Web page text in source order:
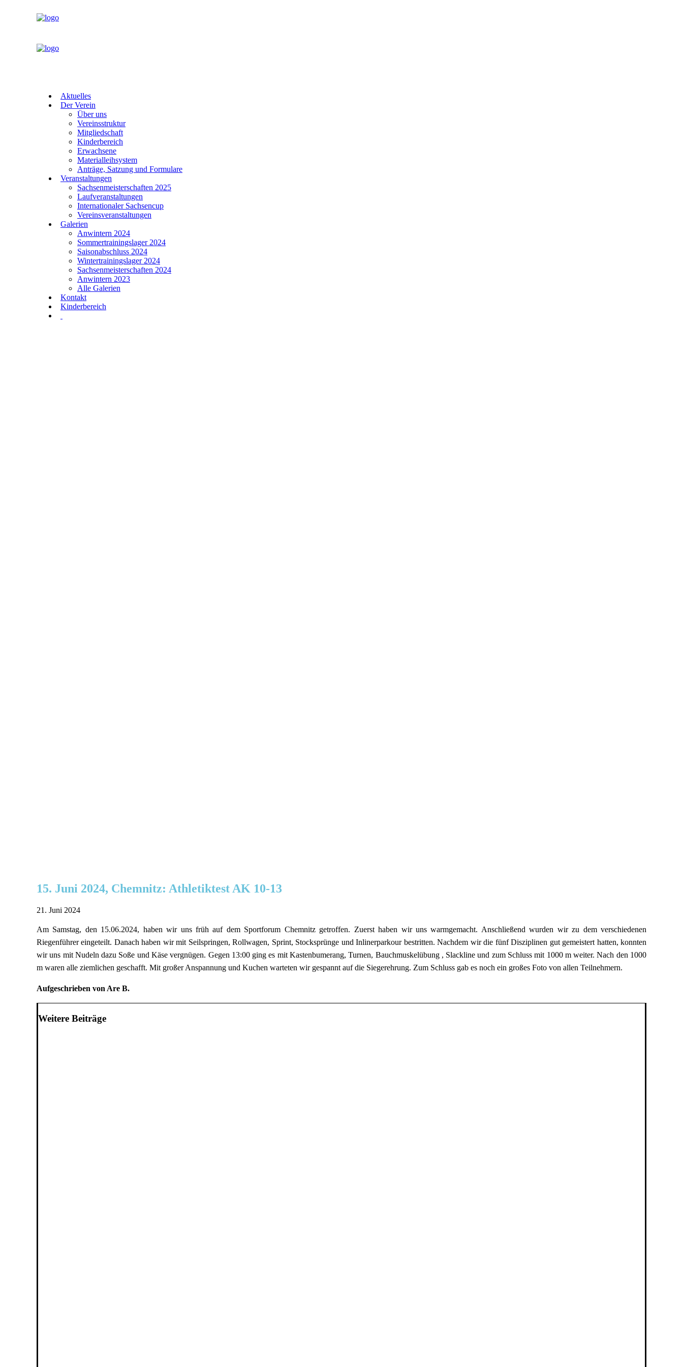
Aktuelles
Der Verein
Über uns
Vereinsstruktur
Mitgliedschaft
Kinderbereich
Erwachsene
Materialleihsystem
Anträge, Satzung und Formulare
Veranstaltungen
Sachsenmeisterschaften 2025
Laufveranstaltungen
Internationaler Sachsencup
Vereinsveranstaltungen
Galerien
Anwintern 2024
Sommertrainingslager 2024
Saisonabschluss 2024
Wintertrainingslager 2024
Sachsenmeisterschaften 2024
Anwintern 2023
Alle Galerien
Kontakt
Kinderbereich
15. Juni 2024, Chemnitz: Athletiktest AK 10-13
21. Juni 2024
Am Samstag, den 15.06.2024, haben wir uns früh auf dem Sportforum Chemnitz getroffen. Zuerst haben wir uns warmgemacht. Anschließend wurden wir zu dem verschiedenen
Riegenführer eingeteilt. Danach haben wir mit Seilspringen, Rollwagen, Sprint, Stocksprünge und Inlinerparkour bestritten. Nachdem wir die fünf Disziplinen gut gemeistert hatten, konnten
wir uns mit Nudeln dazu Soße und Käse vergnügen. Gegen 13:00 ging es mit Kastenbumerang, Turnen, Bauchmuskelübung , Slackline und zum Schluss mit 1000 m weiter. Nach den 1000
m waren alle ziemlichen geschafft. Mit großer Anspannung und Kuchen warteten wir gespannt auf die Siegerehrung. Zum Schluss gab es noch ein großes Foto von allen Teilnehmern.
Aufgeschrieben von Are B.
Weitere Beiträge